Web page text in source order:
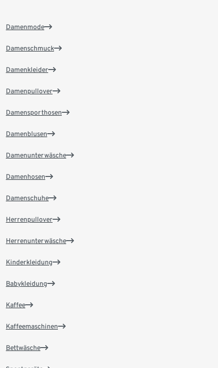
Damenmode
Damenschmuck
Damenkleider
Damenpullover
Damensporthosen
Damenblusen
Damenunterwäsche
Damenhosen
Damenschuhe
Herrenpullover
Herrenunterwäsche
Kinderkleidung
Babykleidung
Kaffee
Kaffeemaschinen
Bettwäsche